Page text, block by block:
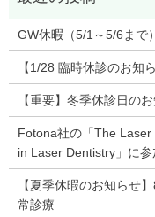
GW休暇（5/1～5/6まで
【1/28 臨時休診のお知ら
【重要】冬季休診日の
Fotona社の「The
in Laser Dentistry」に参
【夏季休暇のお知らせ
常診療